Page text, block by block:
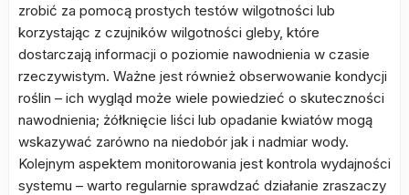
zrobić za pomocą prostych testów wilgotności lub
korzystając z czujników wilgotności gleby, które
dostarczają informacji o poziomie nawodnienia w czasie
rzeczywistym. Ważne jest również obserwowanie kondycji
roślin – ich wygląd może wiele powiedzieć o skuteczności
nawodnienia; żółknięcie liści lub opadanie kwiatów mogą
wskazywać zarówno na niedobór jak i nadmiar wody.
Kolejnym aspektem monitorowania jest kontrola wydajności
systemu – warto regularnie sprawdzać działanie zraszaczy